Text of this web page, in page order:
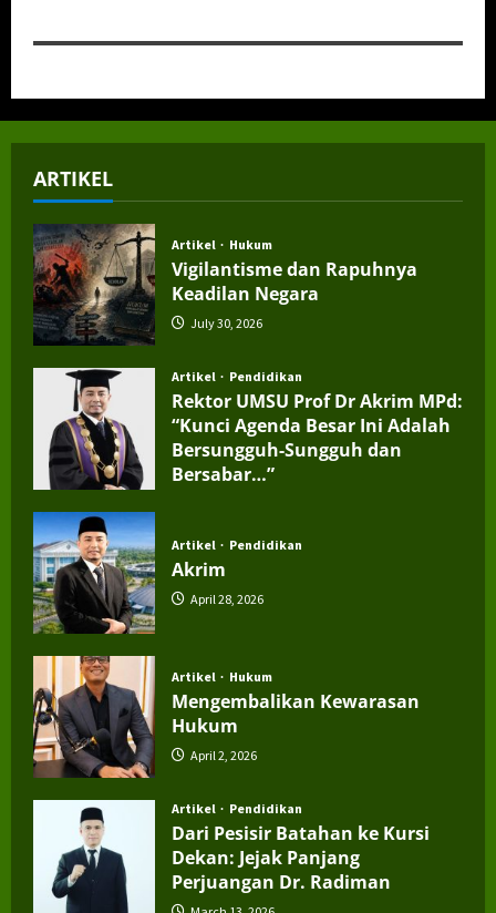
ARTIKEL
Artikel Hukum
Vigilantisme dan Rapuhnya
Keadilan Negara
July 30, 2026
Artikel Pendidikan
Rektor UMSU Prof Dr Akrim MPd:
“Kunci Agenda Besar Ini Adalah
Bersungguh-Sungguh dan
Bersabar…”
Artikel Pendidikan
Akrim
April 28, 2026
Artikel Hukum
Mengembalikan Kewarasan
Hukum
April 2, 2026
Artikel Pendidikan
Dari Pesisir Batahan ke Kursi
Dekan: Jejak Panjang
Perjuangan Dr. Radiman